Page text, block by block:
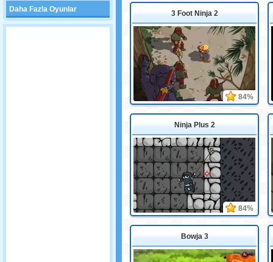
Daha Fazla Oyunlar 3 Foot Ninja 2
84%
Ninja Plus 2
84%
Bowja 3